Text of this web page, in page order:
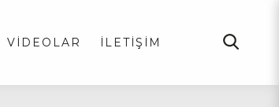
İLETİŞİM
VİDEOLAR